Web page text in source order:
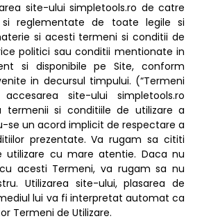
site-ului simpletools.ro de catre
reglementate de toate legile si
si acesti termeni si conditii de
politici sau conditii mentionate in
si disponibile pe Site, conform
in decursul timpului. (“Termeni
accesarea site-ului simpletools.ro
termenii si conditiile de utilizare a
se un acord implicit de respectare a
prezentate. Va rugam sa cititi
utilizare cu mare atentie. Daca nu
acesti Termeni, va rugam sa nu
Utilizarea site-ului, plasarea de
lui va fi interpretat automat ca
Termeni de Utilizare.